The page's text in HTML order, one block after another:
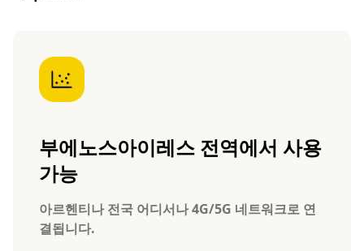
부에노스아이레스 전역에서 사용
가능
아르헨티나 전국 어디서나 4G/5G 네트워크로 연
결됩니다.